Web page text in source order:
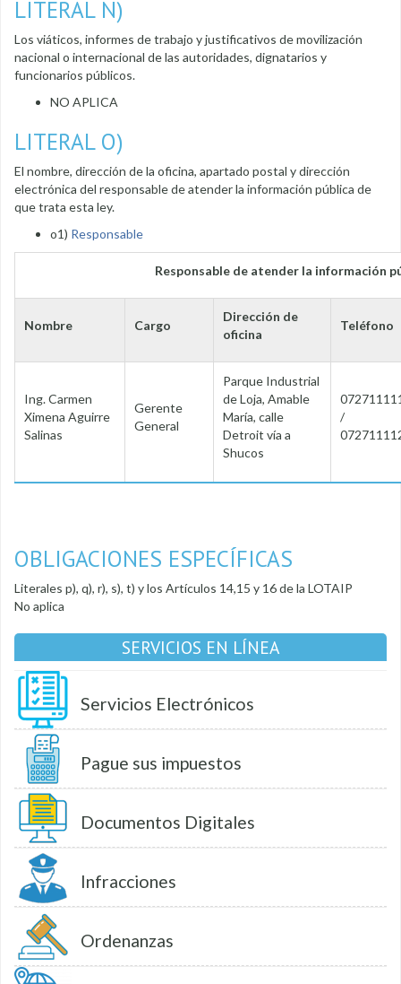
LITERAL N)
Los viáticos, informes de trabajo y justificativos de movilización
nacional o internacional de las autoridades, dignatarios y
funcionarios públicos.
NO APLICA
LITERAL O)
El nombre, dirección de la oficina, apartado postal y dirección
electrónica del responsable de atender la información pública de
que trata esta ley.
o1) Responsable
Responsable de atender la información
Nombre Cargo
Dirección de
oficina
Teléfono
Ing. Carmen
Ximena Aguirre
Salinas
Gerente
General
Parque Industrial
de Loja, Amable
María, calle
Detroit vía a
Shucos
/
OBLIGACIONES ESPECÍFICAS
Literales p), q), r), s), t) y los Artículos 14,15 y 16 de la LOTAIP
No aplica
SERVICIOS EN LÍNEA
Servicios Electrónicos
Pague sus impuestos
Documentos Digitales
Infracciones
Ordenanzas